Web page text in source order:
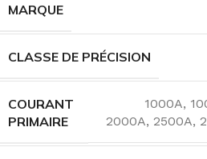
MARQUE
CLASSE DE PRÉCISION
COURANT
PRIMAIRE
1000A,
2000A, 2500A,